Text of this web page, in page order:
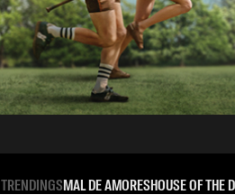
TRENDINGSMAL DE AMORESHOUSE OF THE